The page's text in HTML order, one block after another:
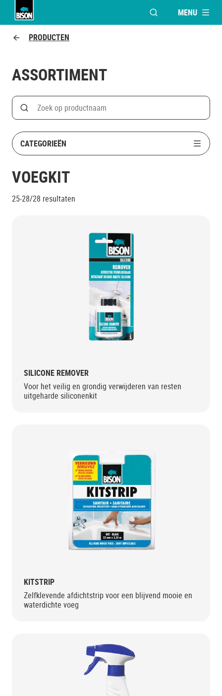
VENSTER OPENEN
MENU
PRODUCTEN
ASSORTIMENT
Search
Zoek op productnaam
CATEGORIEËN
VOEGKIT
25-28/28 resultaten
SILICONE REMOVER
Voor het veilig en grondig verwijderen van resten
uitgeharde siliconenkit
KITSTRIP
Zelfklevende afdichtstrip voor een blijvend mooie en
waterdichte voeg